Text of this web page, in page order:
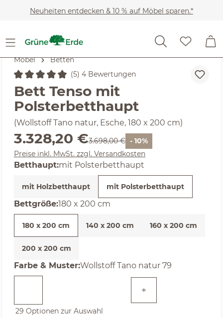
Zum Hauptinhalt springen
Neuheiten entdecken & 10 % auf Möbel sparen.*
Möbel Betten
Durchschnittliche Bewertung von 5 von 5 Sternen
(5) 4 Bewertungen
Bett Tenso mit
Polsterbetthaupt
(Wollstoff Tano natur, Esche, 180 x 200 cm)
Verkaufspreis:
3.328,20 €Regulärer Preis:
3.698,00 € - 10%
Preise inkl. MwSt. zzgl. Versandkosten
Betthaupt:mit Polsterbetthaupt
mit Holzbetthaupt mit Polsterbetthaupt
Bettgrößeauswählen
:180 x 200 cm
180 x 200 cm 140 x 200 cm 160 x 200 cm
200 x 200 cm
Farbe & Musterauswählen
:Wollstoff Tano natur 79
29 Optionen zur Auswahl